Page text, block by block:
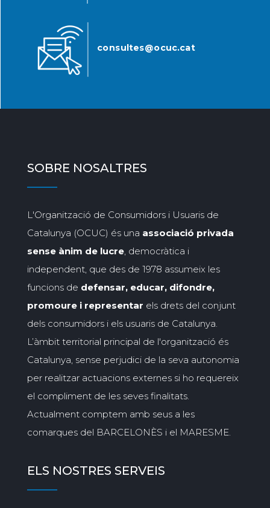
consultes@ocuc.cat
SOBRE NOSALTRES
L'Organització de Consumidors i Usuaris de
Catalunya (OCUC) és una associació privada
sense ànim de lucre, democràtica i
independent, que des de 1978 assumeix les
funcions de defensar, educar, difondre,
promoure i representar els drets del conjunt
dels consumidors i els usuaris de Catalunya.
L’àmbit territorial principal de l'organització és
Catalunya, sense perjudici de la seva autonomia
per realitzar actuacions externes si ho requereix
el compliment de les seves finalitats.
Actualment comptem amb seus a les
comarques del BARCELONÈS i el MARESME.
ELS NOSTRES SERVEIS